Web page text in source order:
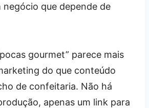
negócio que depende de
gourmet” parece mais
do que conteúdo
de confeitaria. Não há
apenas um link para